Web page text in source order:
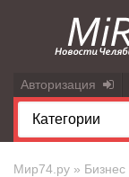
Авторизация
Мир74.ру » Бизнес